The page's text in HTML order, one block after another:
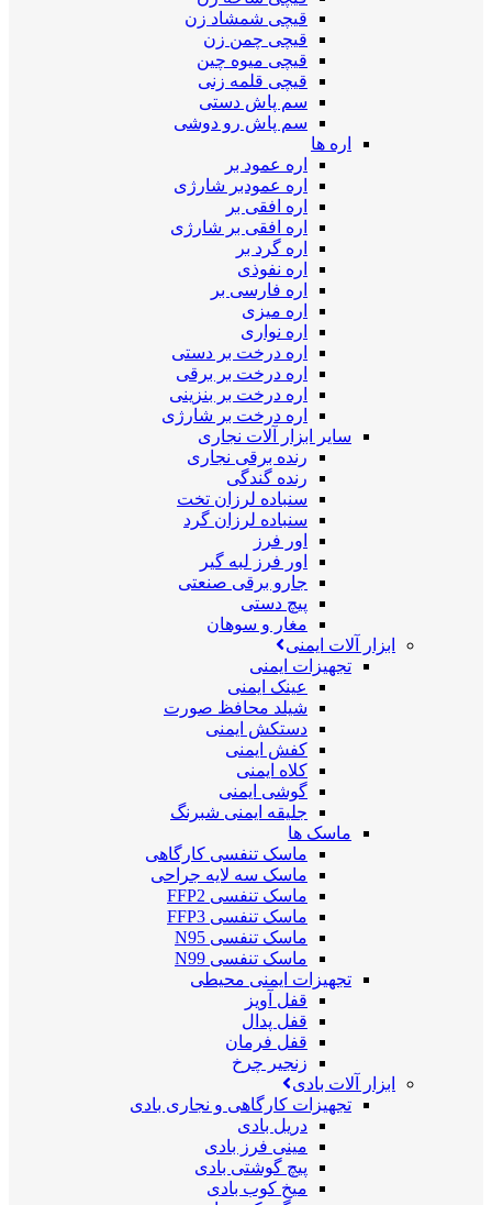
قیچی شمشاد زن
قیچی چمن زن
قیچی میوه چین
قیچی قلمه زنی
سم پاش دستی
سم پاش رو دوشی
اره ها
اره عمود بر
اره عمودبر شارژی
اره افقی بر
اره افقی بر شارژی
اره گرد بر
اره نفوذی
اره فارسی بر
اره میزی
اره نواری
اره درخت بر دستی
اره درخت بر برقی
اره درخت بر بنزینی
اره درخت بر شارژی
سایر ابزار آلات نجاری
رنده برقی نجاری
رنده گندگی
سنباده لرزان تخت
سنباده لرزان گرد
اور فرز
اور فرز لبه گیر
جارو برقی صنعتی
پیچ دستی
مغار و سوهان
ابزار آلات ایمنی
تجهیزات ایمنی
عینک ایمنی
شیلد محافظ صورت
دستکش ایمنی
کفش ایمنی
کلاه ایمنی
گوشی ایمنی
جلیقه ایمنی شبرنگ
ماسک ها
ماسک تنفسی کارگاهی
ماسک سه لایه جراحی
ماسک تنفسی FFP2
ماسک تنفسی FFP3
ماسک تنفسی N95
ماسک تنفسی N99
تجهیزات ایمنی محیطی
قفل آویز
قفل پدال
قفل فرمان
زنجیر چرخ
ابزار آلات بادی
تجهیزات کارگاهی و نجاری بادی
دریل بادی
مینی فرز بادی
پیچ گوشتی بادی
میخ کوب بادی